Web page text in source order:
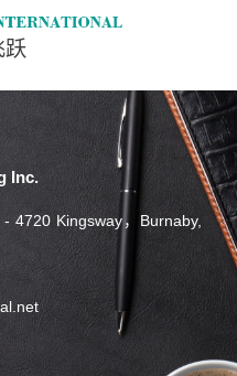
跃
Inc.
4720 Kingsway，Burnaby,